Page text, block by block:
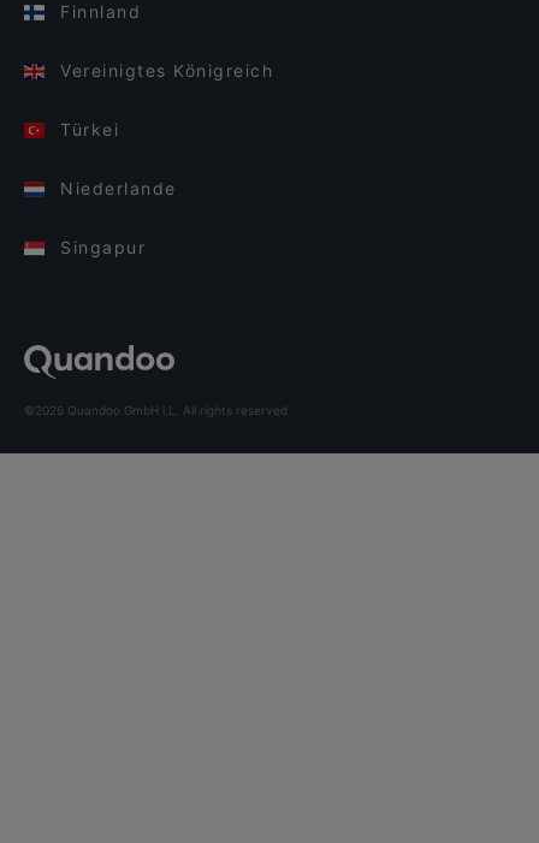
Finnland
Vereinigtes Königreich
Türkei
Niederlande
Singapur
©2026 Quandoo GmbH i.L. All rights reserved